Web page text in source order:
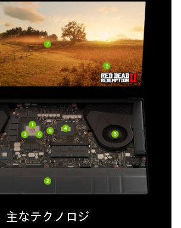
主なテクノロジ